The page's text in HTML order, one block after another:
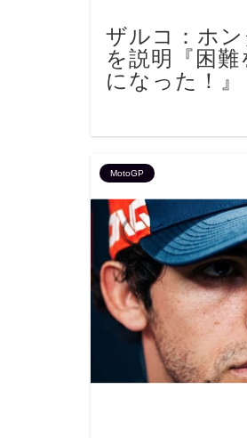
ザルコ：ホ
を説明『困難
になった！』
MotoGP